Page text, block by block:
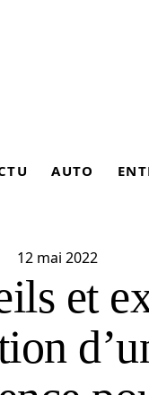
AUTO
12 mai 2022
et